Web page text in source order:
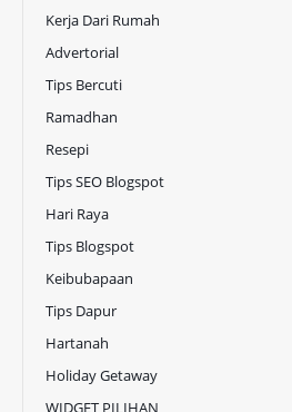
Kerja Dari Rumah
Advertorial
Tips Bercuti
Ramadhan
Resepi
Tips SEO Blogspot
Hari Raya
Tips Blogspot
Keibubapaan
Tips Dapur
Hartanah
Holiday Getaway
WIDGET PILIHAN